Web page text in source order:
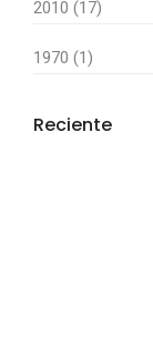
2010 (17)
1970 (1)
Reciente